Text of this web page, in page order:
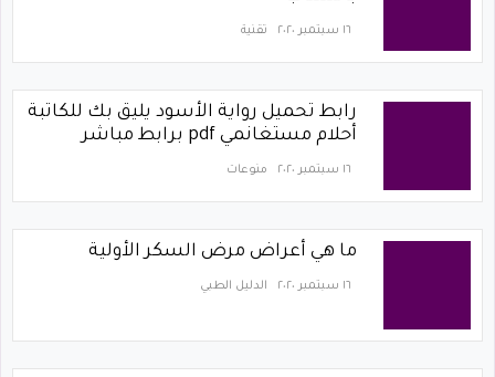
١٦ سبتمبر ٢٠٢٠ تقنية
رابط تحميل رواية الأسود يليق بك للكاتبة
أحلام مستغانمي pdf برابط مباشر
١٦ سبتمبر ٢٠٢٠ منوعات
ما هي أعراض مرض السكر الأولية
١٦ سبتمبر ٢٠٢٠ الدليل الطبي